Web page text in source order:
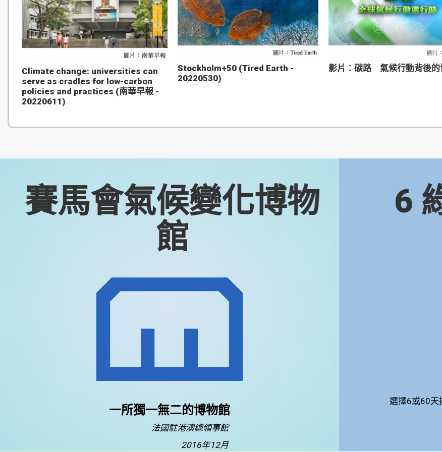
Climate change: universities can
serve as cradles for low-carbon
policies and practices (南華早報 -
20220611)
Stockholm+50 (Tired Earth -
20220530)
影片：碳路 氣候行動背後的
賽馬會氣候變化博物
館
一所獨一無二的博物館
法國駐港澳總領事館
2016年12月
6
選擇6或60天